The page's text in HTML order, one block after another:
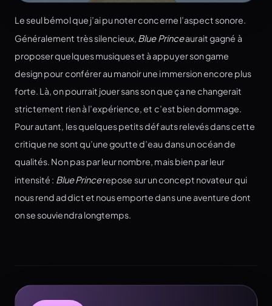
Le seul bémol que j’ai pu noter concerne l’aspect sonore.
Généralement très silencieux, Blue Princeaurait gagné à
proposer quelques musiques et à appuyer son game
design pour conférer au manoir une immersion encore plus
forte. Là, on pourrait jouer sans son que ça ne changerait
strictement rien à l’expérience, et c’est bien dommage.
Pour autant, les quelques petits défauts relevés dans cette
critique ne sont qu’une goutte d’eau dans un océan de
qualités. Non pas par leur nombre, mais bien par leur
intensité : Blue Princerepose sur un concept novateur qui
nous rend addict et nous emporte dans une aventure dont
on se souviendra longtemps.